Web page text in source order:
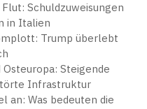
Schuldzuweisungen
in Italien
Trump überlebt
Steigende
Infrastruktur
an: Was bedeuten die